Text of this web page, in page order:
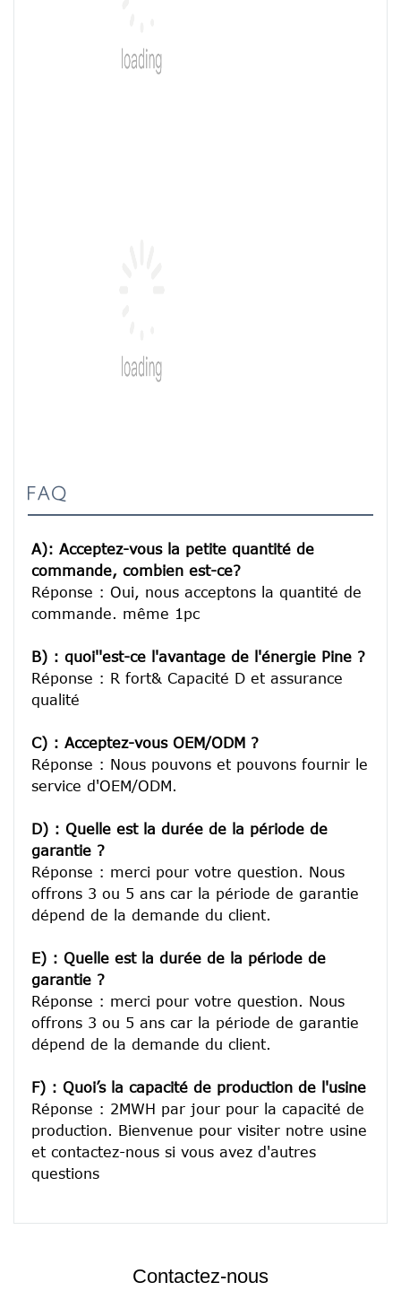
FAQ
A): Acceptez-vous la petite quantité de
commande, combien est-ce?
Réponse : Oui, nous acceptons la quantité de
commande. même 1pc
B) : quoi''est-ce l'avantage de l'énergie Pine ?
Réponse : R fort& Capacité D et assurance
qualité
C) : Acceptez-vous OEM/ODM ?
Réponse : Nous pouvons et pouvons fournir le
service d'OEM/ODM.
D) : Quelle est la durée de la période de
garantie ?
Réponse : merci pour votre question. Nous
offrons 3 ou 5 ans car la période de garantie
dépend de la demande du client.
E) : Quelle est la durée de la période de
garantie ?
Réponse : merci pour votre question. Nous
offrons 3 ou 5 ans car la période de garantie
dépend de la demande du client.
F) : Quoi’s la capacité de production de l'usine
Réponse : 2MWH par jour pour la capacité de
production. Bienvenue pour visiter notre usine
et contactez-nous si vous avez d'autres
Contactez-nous